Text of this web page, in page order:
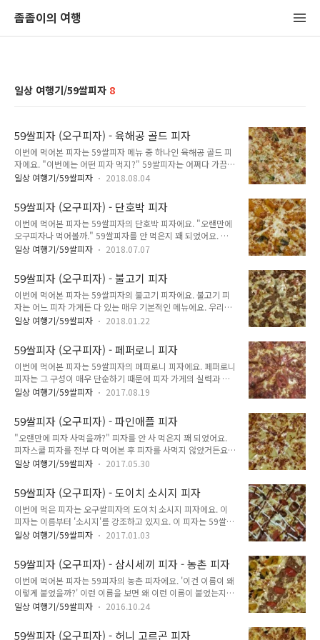
좀좀이의 여행
일상 여행기/59쌀피자 8
59쌀피자 (오구피자) - 육해공 골드 피자
이번에 먹어본 피자는 59쌀피자 메뉴 중 하나인 육해공 골드 피
자에요. "이번에는 어떤 피자 먹지?" 59쌀피자는 어쩌다 가끔
가는 프랜차이즈 저가 피자 체인점이에요. 제 집에서 가는 방향
자는 피자스쿨 피자보다 가격이 비싸요. 물론 비싼만큼 오구피자
양이 피자스쿨 양보다 많기는 해요. 오구피자의 피자는 혼자 라
지 한 판 먹으면 딱 좋은 양이에요. 혼자 두 판 먹기는 조금 무리
가 가는 양이구요. 59쌀피자의 피자는 쌀가루가 들어간 도우를
사용하기 때문에 쫀득함도 크고 포만감도 그만큼 크고 오래가요.
은 뱀처럼 드러누워버려요. 방문에 붙어 있는 59쌀피자 전단지
를 보았어요. 딱히 끌리는 ..
일상 여행기/59쌀피자 2018.08.04
59쌀피자 (오구피자) - 단호박 피자
이번에 먹어본 피자는 59쌀피자의 단호박 피자에요. "오랜만에
오구피자나 먹어볼까." 59쌀피자를 안 먹은지 꽤 되었어요. 오
구피자 가게는 제가 사는 곳에서 조금 멀리 떨어져 있거든요. 게
한동안 피자를 사먹으러 나가면 피자스쿨로 가곤 했어요. 그러다
오랜만에 59쌀피자를 먹고 싶어졌어요. 59쌀피자의 피자와 피
자스쿨의 피자는 도우가 다르거든요. 피자스쿨 도우는 매우 얇은
밀가루 반죽인 것에 비해 59쌀피자 도우는 두껍고 찰기 있는 쌀
가루가 섞인 반죽이에요. "단호박 피자 맛있을 건가?" 59쌀피자
때부터 궁금했던 메뉴였어요. 그렇지만 단호박 피자를 사먹어본
적은 없었어요. 항상 ..
일상 여행기/59쌀피자 2018.07.07
59쌀피자 (오구피자) - 불고기 피자
이번에 먹어본 피자는 59쌀피자의 불고기 피자에요. 불고기 피
자는 어느 피자 가게든 다 있는 매우 기본적인 메뉴에요. 우리나
라에서 대표적인 피자 메뉴라고 해도 될 정도로요. 외국에는 불
기 피자 메뉴 자체가 인기가 좋기도 하고, 가장 보편적인 메뉴 중
하나이기도 해서 서로 비교 대상으로 잘 선택되는 메뉴이기도 해
요. 불고기 피자는 워낙 흔하기 때문에 그렇게까지 먹어보고 싶
은 생각은 없었어요. 그래도 먹어보기는 해야 해서 먹어보았어
요. 59쌀피자의 불고기 피자는 이렇게 생겼어요. 피자스쿨의 불
상당히 안 보여요. 보이는 것은 오직 불고기와 피자. 누가 봐도
불고기 피자라는 것을 알 수 ..
일상 여행기/59쌀피자 2018.01.22
59쌀피자 (오구피자) - 페퍼로니 피자
이번에 먹어본 피자는 59쌀피자의 페퍼로니 피자에요. 페퍼로니
피자는 그 구성이 매우 단순하기 때문에 피자 가게의 실력과 특
징을 가늠해보기 매우 좋은 피자에요. 페퍼로니 피자가 맛있다고
으면 다른 피자도 그렇게까지 기대할 정도는 아니라는 것이에요.
기본이 좋다고 응용을 잘 하는 것은 아니지만, 기본이 엉망이면
응용도 엉망인 것과 같은 이치에요. 이 피자는 오구피자 홈페이
지상의 분류에 따르면 명품쌀피자에 속해요. 59쌀피자 페퍼로니
피자는 이렇게 생겼어요. 오구쌀피자 페퍼로니피자는 라지
고, 레귤러 사이즈는 362g이에요. 라지 사이즈는 418kcal 이에
요. 홈페이지에서는 '..
일상 여행기/59쌀피자 2017.08.19
59쌀피자 (오구피자) - 파인애플 피자
"오랜만에 피자 사먹을까?" 피자를 안 사 먹은지 꽤 되었어요.
피자스쿨 피자를 전부 다 먹어본 후 피자를 사먹지 않았거든요.
그 후로 피자 사먹은 것이라면 마트 갔을 때 피자 사온 것 뿐이었
졌을 때만 가기 때문에 그냥 먹은 적 없다고 해도 될 정도였어요.
피자스쿨은 다 먹었고, 다른 곳 없나 머리를 굴려보니 59쌀피자
가 있었어요. 여기는 몇 번 먹어보고 까먹고 있던 곳. 어지간하면
새로운 것을 먹어보고 싶어서 메뉴를 쭉 보다가 59쌀피자에는
파인애플 피자가 있다는 것을 알게 되었어요. '이거 하와이안 같
어떻게 다를지도 궁금했어요. 그래서 이번에는 오구피자의 파인
애플 피자를 ..
일상 여행기/59쌀피자 2017.05.30
59쌀피자 (오구피자) - 도이치 소시지 피자
이번에 먹은 피자는 오구쌀피자의 도이치 소시지 피자에요. 이
피자는 이름부터 '소시지'를 강조하고 있지요. 이 피자는 59쌀피
자 중 스페셜쌀피자에 속해요. 59쌀피자는 홈페이지에서 피자를
어요. 피자스쿨 상자와 다르게 오구피자 상자는 상자 자체에 손
잡이가 있어요. 오구피자의 도이치 소시지 피자는 이렇게 생겼어
요. 도이치 소시지 피자 라지는 9900원이고, 레귤러는 7900원
이에요. 라지 크기는 피자스쿨 피자와 크기가 비슷해요. 하지만
59쌀피자의 도우가 피자스쿨 도우보다 훨씬 두껍기 때문에 양이
이에요. 열량은 477 kcal 이래요. 홈페이지에는 '고급 소시지와
일상 여행기/59쌀피자 2017.01.03
59쌀피자 (오구피자) - 삼시세끼 피자 - 농촌 피자
이번에 먹어본 피자는 59피자의 농촌 피자에요. '이건 이름이 왜
이렇게 붙었을까?' 이런 이름을 보면 왜 이런 이름이 붙었는지
진짜 궁금해져요. 이름에 납득이 가는 맛이라면 좋게 평가하지
일단 59쌀피자에서 유명한 메뉴라고 해서 한 번 구입해보았어
일상 여행기/59쌀피자 2016.10.24
59쌀피자 (오구피자) - 허니 고르곤 피자